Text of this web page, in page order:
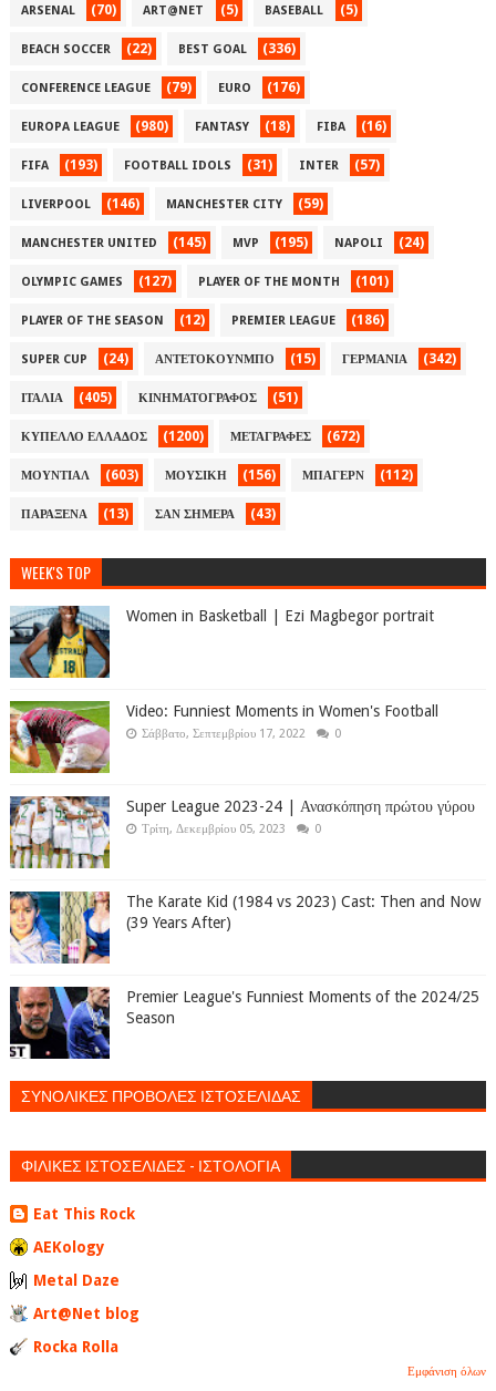
ARSENAL (70) ART@NET (5) BASEBALL (5)
BEACH SOCCER (22) BEST GOAL (336)
CONFERENCE LEAGUE (79) EURO (176)
EUROPA LEAGUE (980) FANTASY (18) FIBA (16)
FIFA (193) FOOTBALL IDOLS (31) INTER (57)
LIVERPOOL (146) MANCHESTER CITY (59)
MANCHESTER UNITED (145) MVP (195) NAPOLI (24)
OLYMPIC GAMES (127) PLAYER OF THE MONTH (101)
PLAYER OF THE SEASON (12) PREMIER LEAGUE (186)
SUPER CUP (24) ΑΝΤΕΤΟΚΟΥΝΜΠΟ (15) ΓΕΡΜΑΝΙΑ (342)
ΙΤΑΛΙΑ (405) ΚΙΝΗΜΑΤΟΓΡΑΦΟΣ (51)
ΚΥΠΕΛΛΟ ΕΛΛΑΔΟΣ (1200) ΜΕΤΑΓΡΑΦΕΣ (672)
ΜΟΥΝΤΙΑΛ (603) ΜΟΥΣΙΚΗ (156) ΜΠΑΓΕΡΝ (112)
ΠΑΡΑΞΕΝΑ (13) ΣΑΝ ΣΗΜΕΡΑ (43)
WEEK'S TOP
Women in Basketball | Ezi Magbegor portrait
Video: Funniest Moments in Women's Football
Σάββατο, Σεπτεμβρίου 17, 2022 0
Super League 2023-24 | Ανασκόπηση πρώτου γύρου
Τρίτη, Δεκεμβρίου 05, 2023 0
The Karate Kid (1984 vs 2023) Cast: Then and Now
(39 Years After)
Premier League's Funniest Moments of the 2024/25
Season
ΣΥΝΟΛΙΚΕΣ ΠΡΟΒΟΛΕΣ ΙΣΤΟΣΕΛΙΔΑΣ
ΦΙΛΙΚΕΣ ΙΣΤΟΣΕΛΙΔΕΣ - ΙΣΤΟΛΟΓΙΑ
Eat This Rock
AEKology
Metal Daze
Art@Net blog
Rocka Rolla
Εμφάνιση όλων